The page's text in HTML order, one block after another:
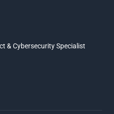
& Cybersecurity Specialist